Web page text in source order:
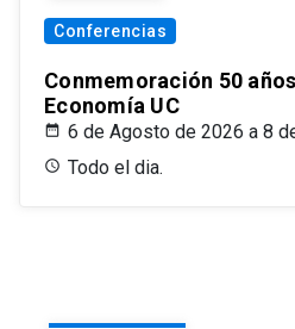
Conferencias
Conmemoración 50
Economía UC
6 de Agosto de 2026 a 8
Todo el dia.